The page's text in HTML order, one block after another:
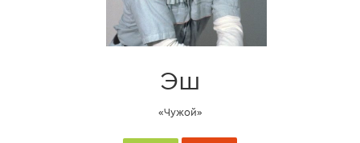
Эш
«Чужой»